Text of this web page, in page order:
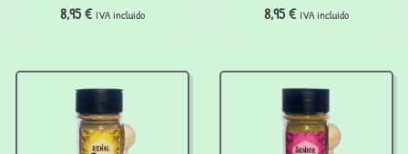
Derma para perros
8,95€ IVA incluido
Hepático para
(50 g)
8,95€ IVA incluido